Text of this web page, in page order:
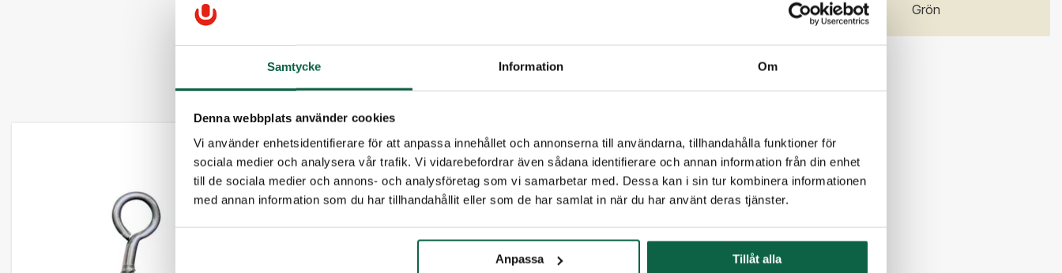
Samtycke Information Om
Denna webbplats använder cookies
Vi använder enhetsidentifierare för att anpassa innehållet och annonserna till användarna, tillhandahålla funktioner för
sociala medier och analysera vår trafik. Vi vidarebefordrar även sådana identifierare och annan information från din enhet
till de sociala medier och annons- och analysföretag som vi samarbetar med. Dessa kan i sin tur kombinera informationen
med annan information som du har tillhandahållit eller som de har samlat in när du har använt deras tjänster.
Anpassa Tillåt alla
30
Grön
TILLBEHÖR